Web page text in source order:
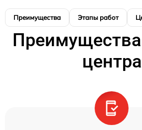
Преимущества Этапы работ
центра